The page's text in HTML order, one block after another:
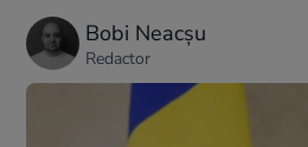
Bobi Neacșu
Redactor